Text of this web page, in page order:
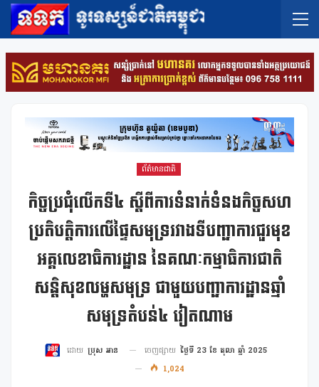
ព័ត៌មានជាតិ
កិច្ចប្រជុំលើកទី៤ ស្តីពីការទំនាក់ទំនងកិច្ចសហ
ប្រតិបត្តិការលើផ្ទៃសមុទ្ររវាងទីបញ្ជាការជួរមុខ
អគ្គលេខាធិការដ្ឋាន នៃគណៈកម្មាធិការជាតិ
សន្តិសុខលម្ហសមុទ្រ ជាមួយបញ្ជាការដ្ឋានឆ្មាំ
សមុទ្រតំបន់៤ វៀតណាម
ដោយ ប្រុស អាន ចេញផ្សាយ ថ្ងៃទី 23 ខែ តុលា ឆ្នាំ 2025
1,024